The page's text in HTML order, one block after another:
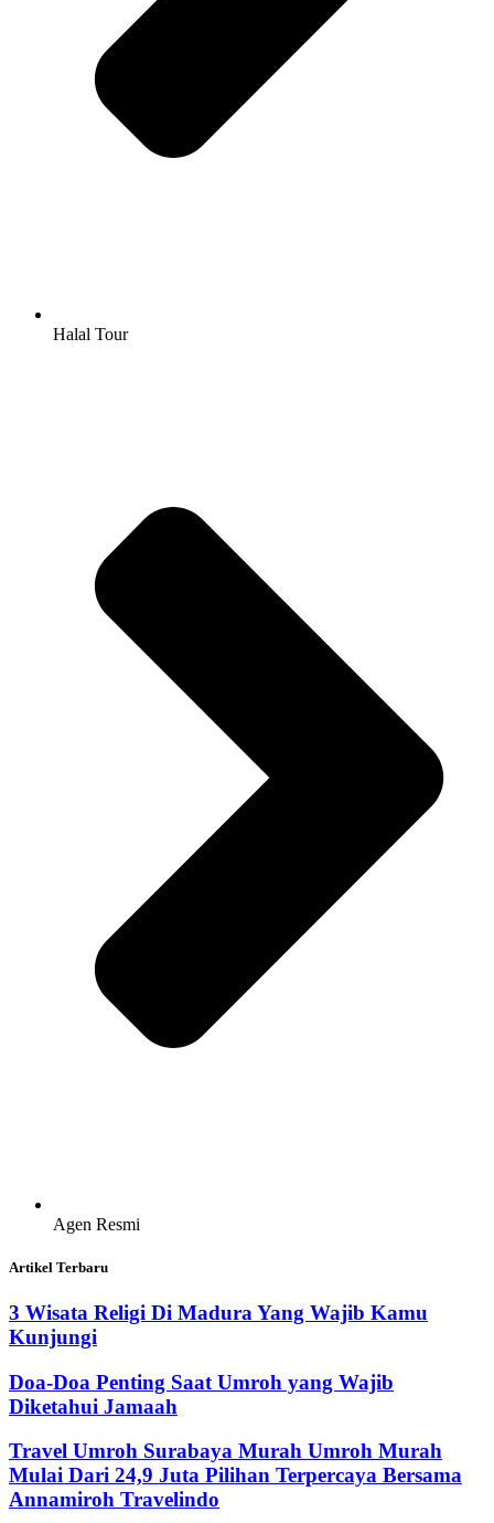
Halal Tour
Agen Resmi
Artikel Terbaru
3 Wisata Religi Di Madura Yang Wajib Kamu
Kunjungi
Doa-Doa Penting Saat Umroh yang Wajib
Diketahui Jamaah
Travel Umroh Surabaya Murah Umroh Murah
Mulai Dari 24,9 Juta Pilihan Terpercaya Bersama
Annamiroh Travelindo